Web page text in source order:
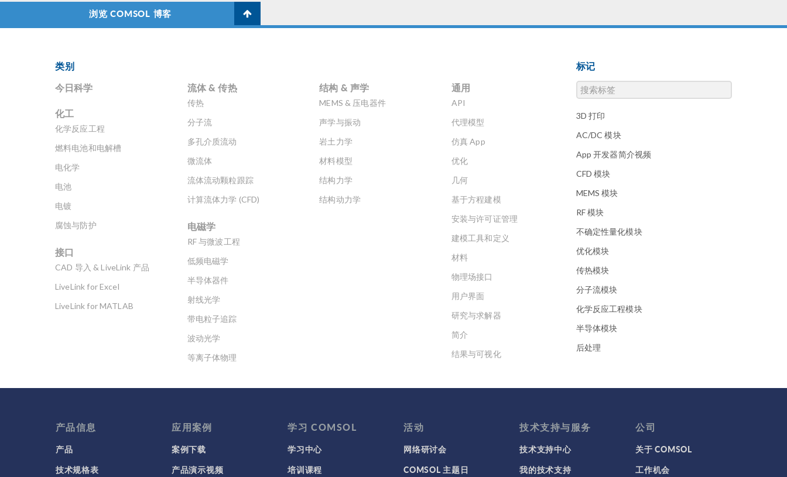
计的制造 Lauren Lagua表示，在
为声呐系统设计换能器（Tonpilz
程师会通过测试不同的参数设
置，来了解如何最好地实现项目
的总体目标。他们可能会尝试测
几何形状和频率等参数。Lauren
团队使用 COMSOL
力学、静电 和电路 接口，确定
了不同的参数变化如何影响其设
缺少供应商提供有关材料属性的
所有必要信息。因此，他们使用
有信息测试材料属性，并将评估
结果与 COMSOL 模型进行比较
幕截图，显示了换能器设计中使
用的材料。 原型制造 NGC 团队
整个原型制造过程中执行一系列
测试，并将其与模拟结果进行比
Lagua能够在原型中发现制造问
黏合不良等问题。 Lagua 对导致
COMSOL Multiphysics 中模拟
浏览 COMSOL 博客
类别
今日科学
化工
化学反应工程
燃料电池和电解槽
电化学
电池
电镀
腐蚀与防护
接口
CAD 导入 & LiveLink 产品
LiveLink for Excel
LiveLink for MATLAB
流体 & 传热
传热
分子流
多孔介质流动
微流体
流体流动颗粒跟踪
计算流体力学 (CFD)
电磁学
RF 与微波工程
低频电磁学
半导体器件
射线光学
带电粒子追踪
波动光学
等离子体物理
结构 & 声学
MEMS & 压电器件
声学与振动
岩土力学
材料模型
结构力学
结构动力学
通用
API
代理模型
仿真 App
优化
几何
基于方程建模
安装与许可证管理
建模工具和定义
材料
物理场接口
用户界面
研究与求解器
简介
结果与可视化
标记
3D 打印
AC/DC 模块
App 开发器简介视频
CFD 模块
MEMS 模块
RF 模块
不确定性量化模块
优化模块
传热模块
分子流模块
化学反应工程模块
半导体模块
后处理
地热能系列
复合材料模块
产品信息
产品
技术规格表
应用案例
案例下载
产品演示视频
学习 COMSOL
学习中心
培训课程
活动
网络研讨会
COMSOL 主题日
技术支持与服务
技术支持中心
我的技术支持
公司
关于 COMSOL
工作机会